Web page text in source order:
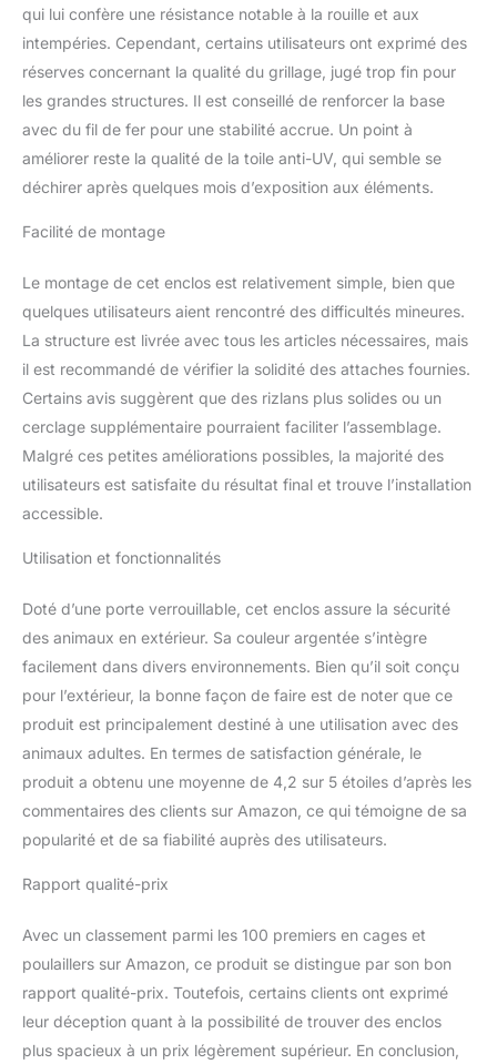
aux UV, pour une
meilleure survie par
mauvais temps. Offrez à
votre petit animal un
espace plus chaleureux
avec un endroit où rester
couvert PORTE
d'un accès facile avec la
amis à plumes et
nettoyer l'enclos devient
un jeu d'enfant
STRUCTURE ROBUSTE :
paroi à maillons de
chaîne comporte des fils
d'acier et un cadre en
acier galvanisé robuste
blessures INFORMATION
DE L'ENCLOS POUR
POULES : Dim. totales :
2,8l x 3,8P x 1,97H m ; -
m ; - Dim. porte : 50l x
170H cm ; - Diamètre
châssis tubulaire : 25
mm
qui lui confère une résistance notable à la rouille et aux
intempéries. Cependant, certains utilisateurs ont exprimé des
réserves concernant la qualité du grillage, jugé trop fin pour
les grandes structures. Il est conseillé de renforcer la base
avec du fil de fer pour une stabilité accrue. Un point à
améliorer reste la qualité de la toile anti-UV, qui semble se
déchirer après quelques mois d’exposition aux éléments.
Facilité de montage
Le montage de cet enclos est relativement simple, bien que
quelques utilisateurs aient rencontré des difficultés mineures.
La structure est livrée avec tous les articles nécessaires, mais
il est recommandé de vérifier la solidité des attaches fournies.
Certains avis suggèrent que des rizlans plus solides ou un
cerclage supplémentaire pourraient faciliter l’assemblage.
Malgré ces petites améliorations possibles, la majorité des
utilisateurs est satisfaite du résultat final et trouve l’installation
accessible.
Utilisation et fonctionnalités
Doté d’une porte verrouillable, cet enclos assure la sécurité
des animaux en extérieur. Sa couleur argentée s’intègre
facilement dans divers environnements. Bien qu’il soit conçu
pour l’extérieur, la bonne façon de faire est de noter que ce
produit est principalement destiné à une utilisation avec des
animaux adultes. En termes de satisfaction générale, le
produit a obtenu une moyenne de 4,2 sur 5 étoiles d’après les
commentaires des clients sur Amazon, ce qui témoigne de sa
popularité et de sa fiabilité auprès des utilisateurs.
Rapport qualité-prix
Avec un classement parmi les 100 premiers en cages et
poulaillers sur Amazon, ce produit se distingue par son bon
rapport qualité-prix. Toutefois, certains clients ont exprimé
leur déception quant à la possibilité de trouver des enclos
plus spacieux à un prix légèrement supérieur. En conclusion,